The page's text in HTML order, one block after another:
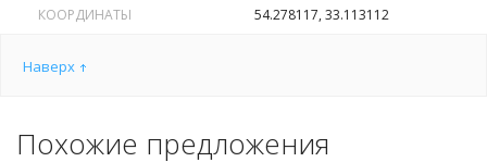
КООРДИНАТЫ 54.278117, 33.113112
Наверх
Похожие предложения